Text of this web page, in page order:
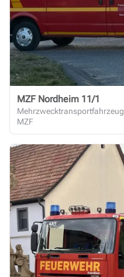
MZF Nordheim 11/1
Mehrzwecktransportfahrzeug
MZF